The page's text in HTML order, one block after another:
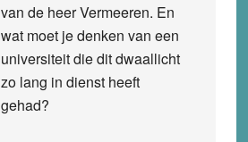
van de heer Vermeeren. En
wat moet je denken van een
universiteit die dit dwaallicht
zo lang in dienst heeft
gehad?